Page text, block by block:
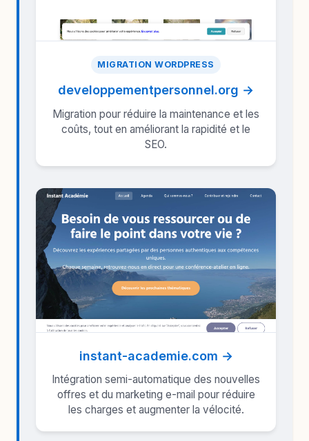
MIGRATION WORDPRESS
developpementpersonnel.org →
Migration pour réduire la maintenance et les
coûts, tout en améliorant la rapidité et le
SEO.
instant-academie.com →
Intégration semi-automatique des nouvelles
offres et du marketing e-mail pour réduire
les charges et augmenter la vélocité.